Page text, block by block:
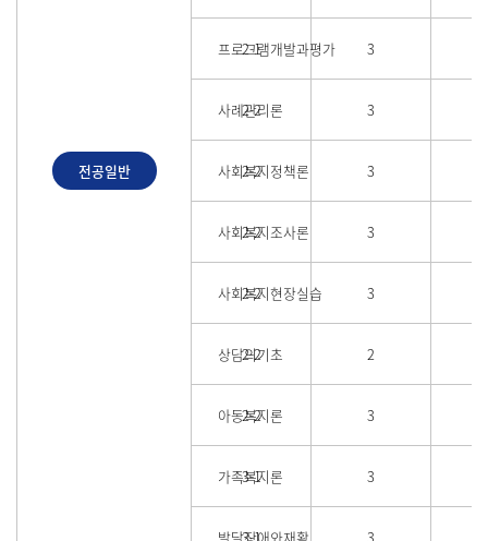
전공일반
프로그램개발과평가
2-1 3
사례관리론
2-2 3
사회복지정책론
2-2 3
사회복지조사론
2-2 3
사회복지현장실습
2-2 3
상담의기초
2-2 2
아동복지론
2-2 3
가족복지론
3-1 3